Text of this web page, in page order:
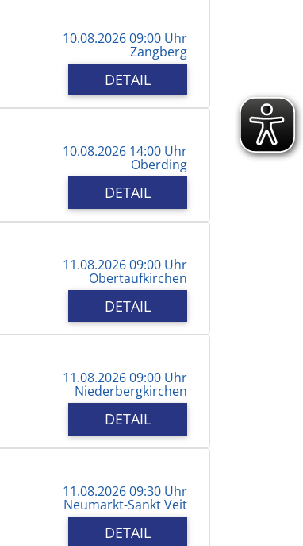
10.08.2026 09:00 Uhr
Zangberg
DETAIL
10.08.2026 14:00 Uhr
Oberding
DETAIL
11.08.2026 09:00 Uhr
Obertaufkirchen
DETAIL
11.08.2026 09:00 Uhr
Niederbergkirchen
DETAIL
11.08.2026 09:30 Uhr
Neumarkt-Sankt Veit
DETAIL